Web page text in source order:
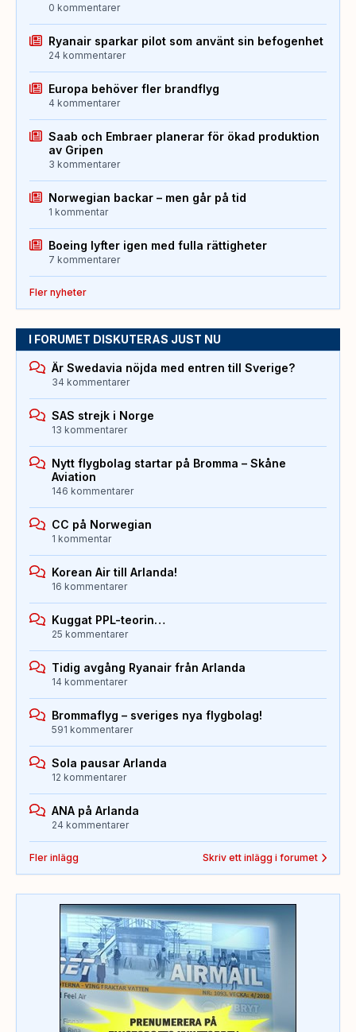
0 kommentarer
Ryanair sparkar pilot som använt sin befogenhet
24 kommentarer
Europa behöver fler brandflyg
4 kommentarer
Saab och Embraer planerar för ökad produktion
av Gripen
3 kommentarer
Norwegian backar – men går på tid
1 kommentar
Boeing lyfter igen med fulla rättigheter
7 kommentarer
Fler nyheter
I FORUMET DISKUTERAS JUST NU
Är Swedavia nöjda med entren till Sverige?
34 kommentarer
SAS strejk i Norge
13 kommentarer
Nytt flygbolag startar på Bromma – Skåne
Aviation
146 kommentarer
CC på Norwegian
1 kommentar
Korean Air till Arlanda!
16 kommentarer
Kuggat PPL-teorin…
25 kommentarer
Tidig avgång Ryanair från Arlanda
14 kommentarer
Brommaflyg – sveriges nya flygbolag!
591 kommentarer
Sola pausar Arlanda
12 kommentarer
ANA på Arlanda
24 kommentarer
Fler inlägg Skriv ett inlägg i forumet